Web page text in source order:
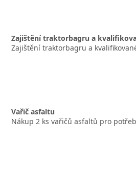
Zajištění traktorbagru a
Zajištění traktorbagru a
Vařič asfaltu
Nákup 2 ks vařičů asfaltů pro